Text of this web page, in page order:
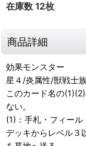
在庫数 12枚
商品詳細
効果モンスター
星４/炎属性/獣戦士
このカード名の
ない。
(1)：手札・フィール
デッキからレベル３